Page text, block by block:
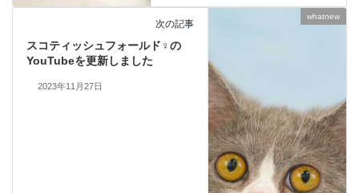
whatnew
次の記事
スコティッシュフォールド♀の
YouTubeを更新しました
2023年11月27日